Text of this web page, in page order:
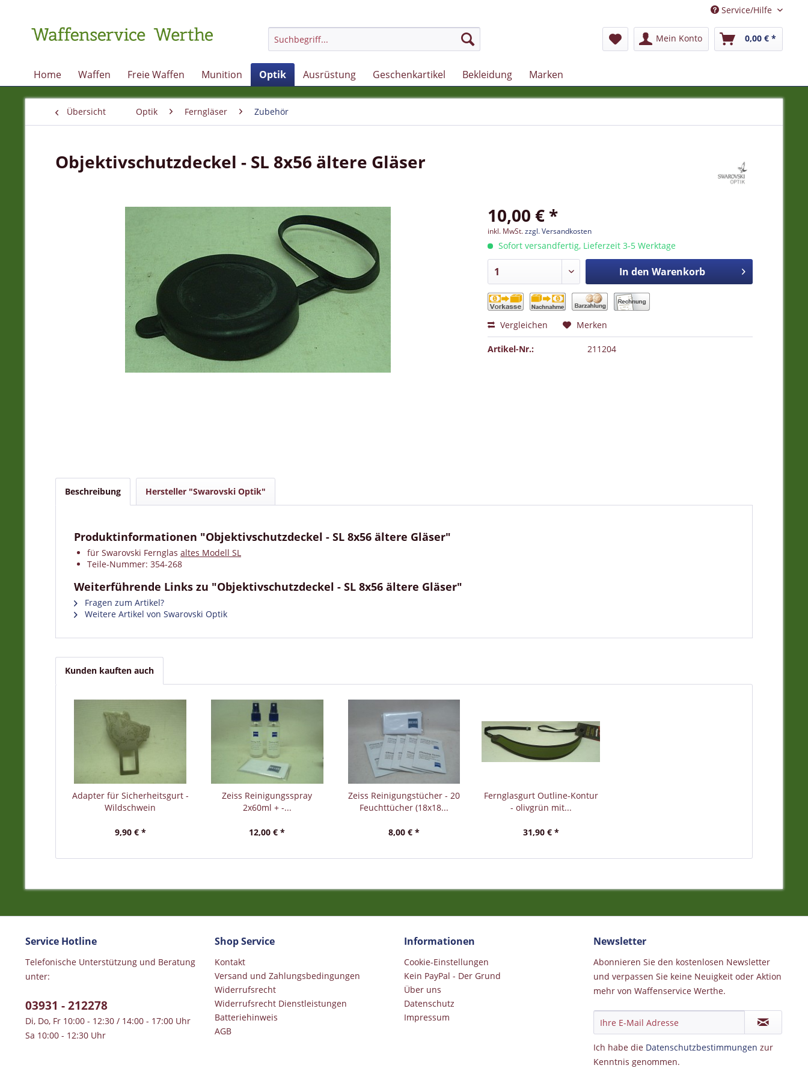
Service/Hilfe
Mein Konto 0,00 € *
Home Waffen Freie Waffen Munition Optik Ausrüstung Geschenkartikel Bekleidung Marken
Übersicht Optik Ferngläser Zubehör
Objektivschutzdeckel - SL 8x56 ältere Gläser
10,00 € *
inkl. MwSt.zzgl. Versandkosten
Sofort versandfertig, Lieferzeit 3-5 Werktage
In den Warenkorb
Vergleichen Merken
Artikel-Nr.: 211204
Beschreibung Hersteller "Swarovski Optik"
Produktinformationen "Objektivschutzdeckel - SL 8x56 ältere Gläser"
für Swarovski Fernglas altes Modell SL
Teile-Nummer: 354-268
Weiterführende Links zu "Objektivschutzdeckel - SL 8x56 ältere Gläser"
Fragen zum Artikel?
Weitere Artikel von Swarovski Optik
Kunden kauften auch
Adapter für Sicherheitsgurt -
Wildschwein
9,90 € *
Zeiss Reinigungsspray
2x60ml + -...
12,00 € *
Zeiss Reinigungstücher - 20
Feuchttücher (18x18...
8,00 € *
Fernglasgurt Outline-Kontur
- olivgrün mit...
31,90 € *
Service Hotline
Telefonische Unterstützung und Beratung
unter:
03931 - 212278
Di, Do, Fr 10:00 - 12:30 / 14:00 - 17:00 Uhr
Sa 10:00 - 12:30 Uhr
Shop Service
Kontakt
Versand und Zahlungsbedingungen
Widerrufsrecht
Widerrufsrecht Dienstleistungen
Batteriehinweis
AGB
Informationen
Cookie-Einstellungen
Kein PayPal - Der Grund
Über uns
Datenschutz
Impressum
Newsletter
Abonnieren Sie den kostenlosen Newsletter
und verpassen Sie keine Neuigkeit oder Aktion
mehr von Waffenservice Werthe.
Ich habe die Datenschutzbestimmungen zur
Kenntnis genommen.